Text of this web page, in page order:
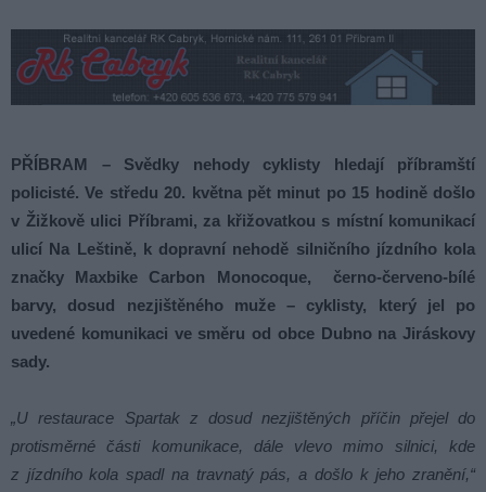
PŘÍBRAM – Svědky nehody cyklisty hledají příbramští
policisté. Ve středu 20. května pět minut po 15 hodině došlo
v Žižkově ulici Příbrami, za křižovatkou s místní komunikací
ulicí Na Leštině, k dopravní nehodě silničního jízdního kola
značky Maxbike Carbon Monocoque, černo-červeno-bílé
barvy, dosud nezjištěného muže – cyklisty, který jel po
uvedené komunikaci ve směru od obce Dubno na Jiráskovy
sady.
„U restaurace Spartak z dosud nezjištěných příčin přejel do
protisměrné části komunikace, dále vlevo mimo silnici, kde
z jízdního kola spadl na travnatý pás, a došlo k jeho zranění,“